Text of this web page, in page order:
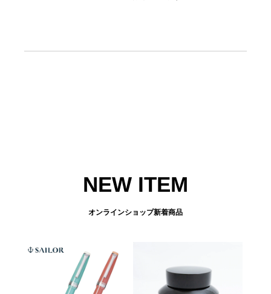
NEW ITEM
オンラインショップ新着商品